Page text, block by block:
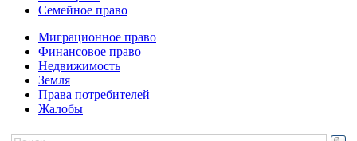
Семейное право
Миграционное право
Финансовое право
Недвижимость
Земля
Права потребителей
Жалобы